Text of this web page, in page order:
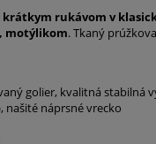
krátkym rukávom v
motýlikom. Tkaný
golier, kvalitná stabilná
našité náprsné vrecko